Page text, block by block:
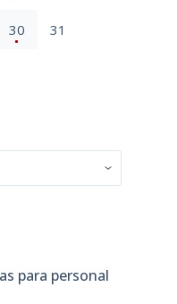
30 31
para personal